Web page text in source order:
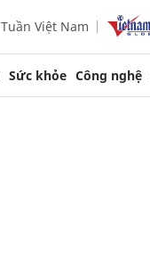
Tuần Việt Nam
Sức khỏe Công nghệ